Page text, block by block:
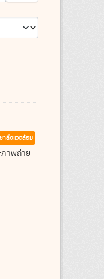
สิ่งแวดล้อม
ภาพถ่าย